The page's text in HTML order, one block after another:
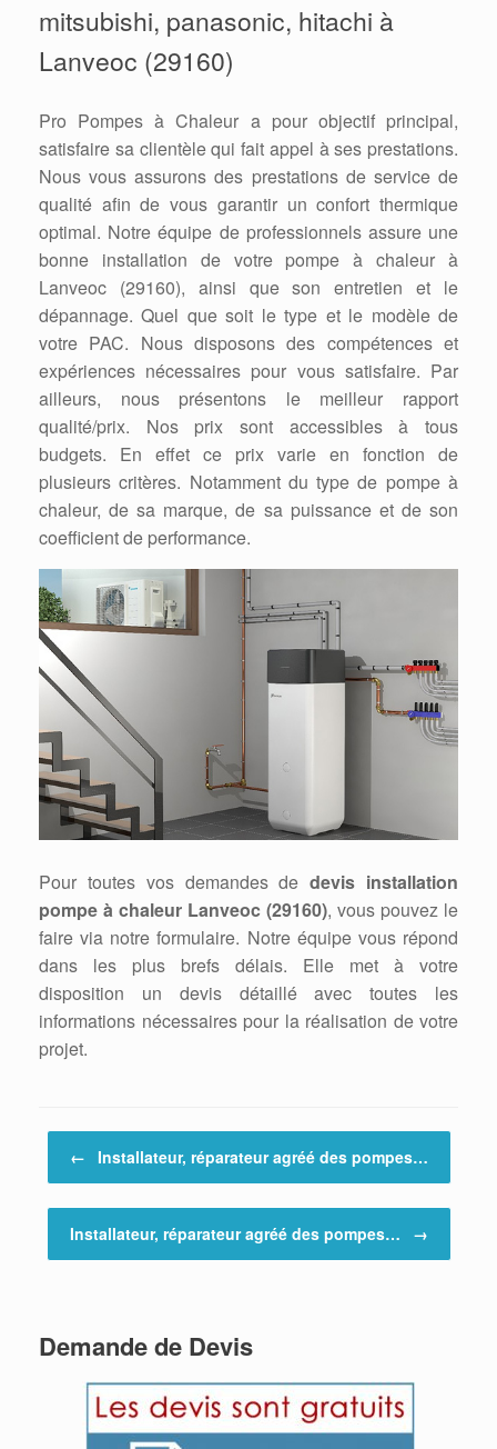
mitsubishi, panasonic, hitachi à
Lanveoc (29160)
Pro Pompes à Chaleur a pour objectif principal,
satisfaire sa clientèle qui fait appel à ses prestations.
Nous vous assurons des prestations de service de
qualité afin de vous garantir un confort thermique
optimal. Notre équipe de professionnels assure une
bonne installation de votre pompe à chaleur à
Lanveoc (29160), ainsi que son entretien et le
dépannage. Quel que soit le type et le modèle de
votre PAC. Nous disposons des compétences et
expériences nécessaires pour vous satisfaire. Par
ailleurs, nous présentons le meilleur rapport
qualité/prix. Nos prix sont accessibles à tous
budgets. En effet ce prix varie en fonction de
plusieurs critères. Notamment du type de pompe à
chaleur, de sa marque, de sa puissance et de son
coefficient de performance.
Pour toutes vos demandes dedevis installation
pompe à chaleur Lanveoc (29160), vous pouvez le
faire via notre formulaire. Notre équipe vous répond
dans les plus brefs délais. Elle met à votre
disposition un devis détaillé avec toutes les
informations nécessaires pour la réalisation de votre
projet.
← Installateur, réparateur agréé des pompes…
Installateur, réparateur agréé des pompes… →
Demande de Devis